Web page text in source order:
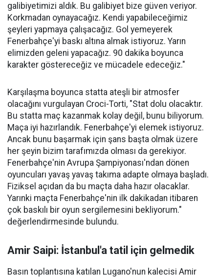
galibiyetimizi aldık. Bu galibiyet bize güven veriyor.
Korkmadan oynayacağız. Kendi yapabileceğimiz
şeyleri yapmaya çalışacağız. Gol yemeyerek
Fenerbahçe'yi baskı altına almak istiyoruz. Yarın
elimizden geleni yapacağız. 90 dakika boyunca
karakter göstereceğiz ve mücadele edeceğiz."
Karşılaşma boyunca statta ateşli bir atmosfer
olacağını vurgulayan Croci-Torti, "Stat dolu olacaktır.
Bu statta maç kazanmak kolay değil, bunu biliyorum.
Maça iyi hazırlandık. Fenerbahçe'yi elemek istiyoruz.
Ancak bunu başarmak için şans başta olmak üzere
her şeyin bizim tarafımızda olması da gerekiyor.
Fenerbahçe'nin Avrupa Şampiyonası'ndan dönen
oyuncuları yavaş yavaş takıma adapte olmaya başladı.
Fiziksel açıdan da bu maçta daha hazır olacaklar.
Yarınki maçta Fenerbahçe'nin ilk dakikadan itibaren
çok baskılı bir oyun sergilemesini bekliyorum."
değerlendirmesinde bulundu.
Amir Saipi: İstanbul'a tatil için gelmedik
Basın toplantısına katılan Lugano'nun kalecisi Amir